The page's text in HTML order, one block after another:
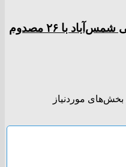
بخش‌های موردنیاز